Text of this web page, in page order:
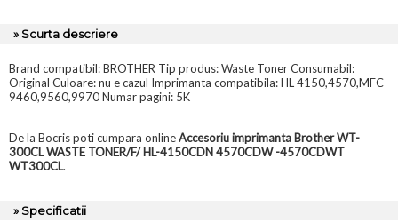
» Scurta descriere
Brand compatibil: BROTHER Tip produs: Waste Toner Consumabil:
Original Culoare: nu e cazul Imprimanta compatibila: HL 4150,4570,MFC
9460,9560,9970 Numar pagini: 5K
De la Bocris poti cumpara onlineAccesoriu imprimanta Brother WT-
300CL WASTE TONER/F/ HL-4150CDN 4570CDW -4570CDWT
WT300CL.
» Specificatii